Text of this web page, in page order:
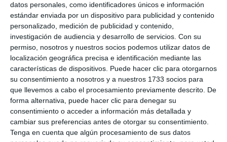
datos personales, como identificadores únicos e información
estándar enviada por un dispositivo para publicidad y contenido
personalizado, medición de publicidad y contenido,
investigación de audiencia y desarrollo de servicios. Con su
permiso, nosotros y nuestros socios podemos utilizar datos de
localización geográfica precisa e identificación mediante las
características de dispositivos. Puede hacer clic para otorgarnos
su consentimiento a nosotros y a nuestros 1733 socios para
que llevemos a cabo el procesamiento previamente descrito. De
forma alternativa, puede hacer clic para denegar su
consentimiento o acceder a información más detallada y
cambiar sus preferencias antes de otorgar su consentimiento.
Tenga en cuenta que algún procesamiento de sus datos
El Mago Nacho llega a Mijas con
su espectáculo ‘Magia, especial
Navidad’
ACTUALIDAD
Tradición, zambomba y gran
ambiente en Las Lagunas para
despedir el 2025
ACTUALIDAD
Con poco, pero con todo: así